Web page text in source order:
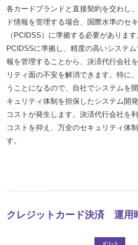
各カードブランドと直接契約を交わし
ド情報を管理する場合、国際水準のセ
（PCIDSS）に準拠する必要がありま
PCIDSSに準拠し、精度の高いシステ
報を管理することから、決済代行会社
リティ面の不安を解消できます。特に
うことになるので、自社でシステムを
キュリティ体制を担保したシステム開
コストが発生します。決済代行会社を
コストを抑え、万全のセキュリティ体
す。
クレジットカード決済 運用